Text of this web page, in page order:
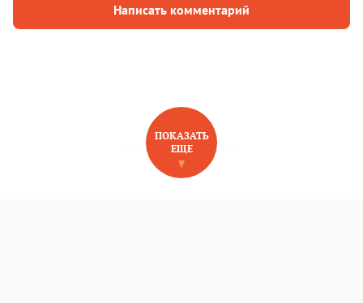
Написать комментарий
НОВОЕ НА САЙТЕ
ПОКАЗАТЬ
ЕЩЕ